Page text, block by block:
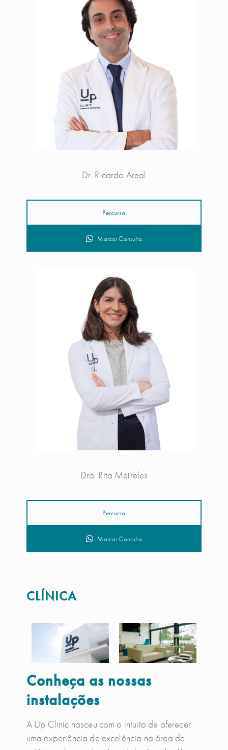
Dr. Ricardo Areal
Percurso
Marcar Consulta
Dra. Rita Meireles
Percurso
Marcar Consulta
CLÍNICA
Conheça as nossas
instalações
A Up Clinic nasceu com o intuito de oferecer
uma experiência de excelência na área de